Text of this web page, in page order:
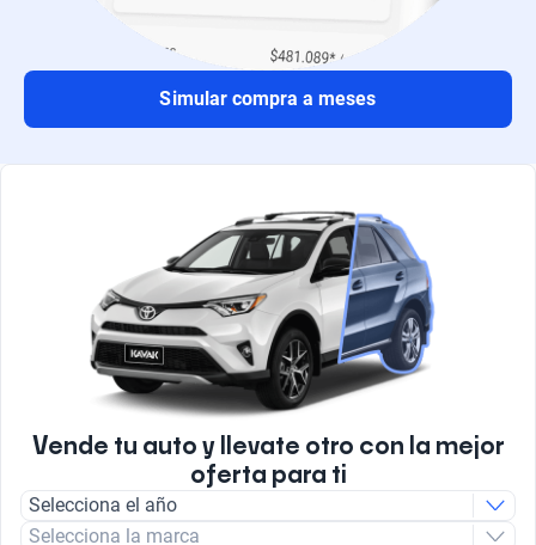
Simular compra a meses
Vende tu auto y llevate otro con la mejor
oferta para ti
Selecciona el año
Selecciona la marca